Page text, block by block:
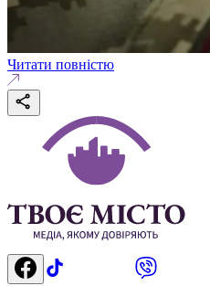
Читати повністю